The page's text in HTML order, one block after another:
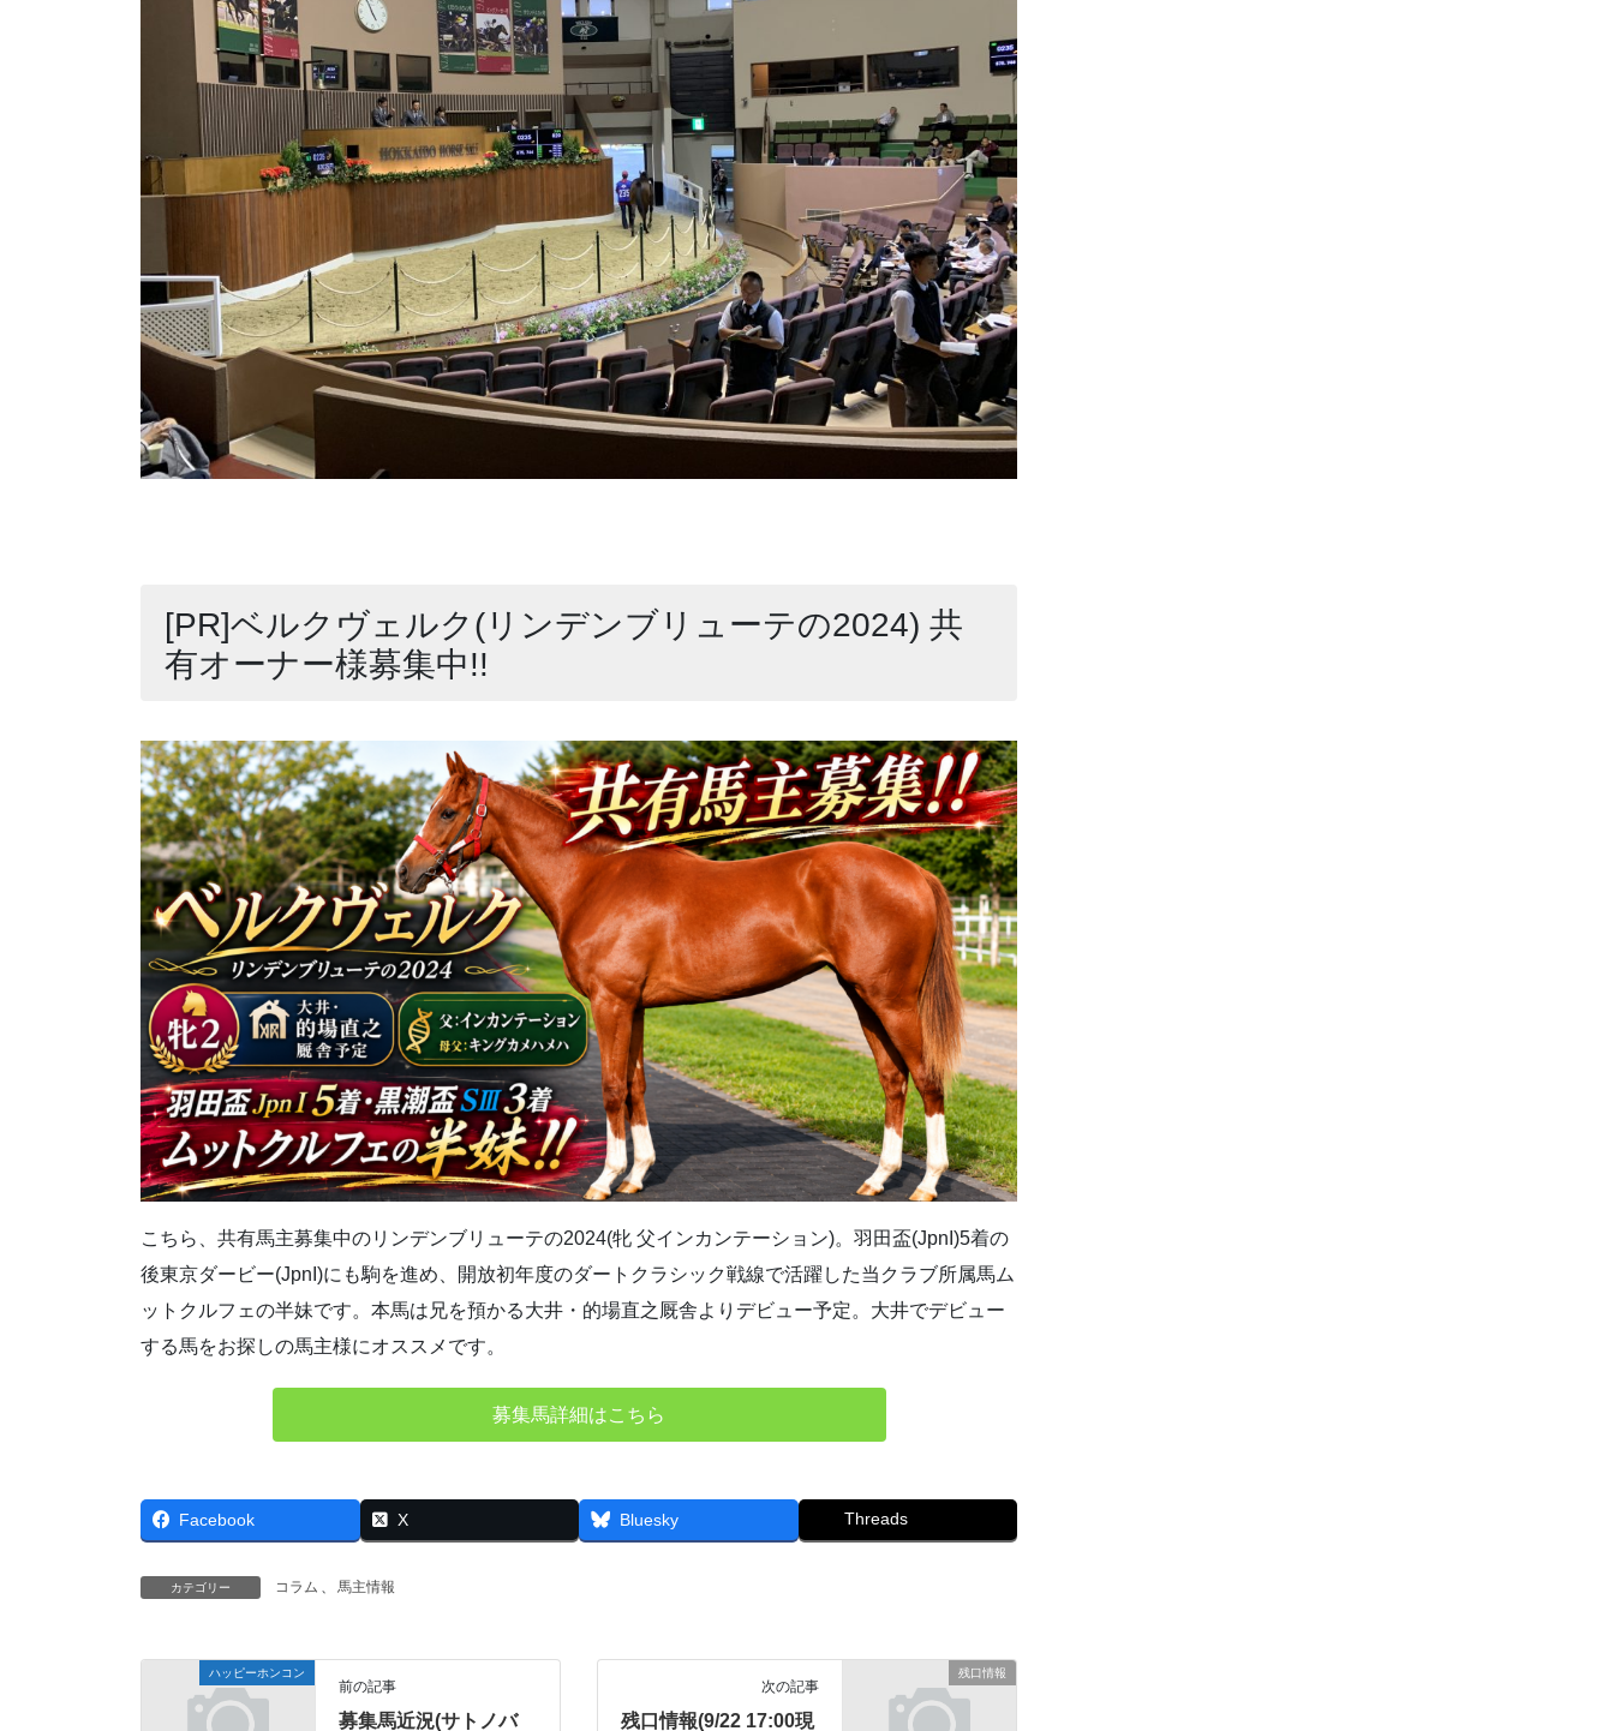
[PR]ベルクヴェルク(リンデンブリューテの2024) 共
有オーナー様募集中!!
こちら、共有馬主募集中のリンデンブリューテの2024(牝 父インカンテーション)。羽田盃(JpnI)5着の
後東京ダービー(JpnI)にも駒を進め、開放初年度のダートクラシック戦線で活躍した当クラブ所属馬ム
ットクルフェの半妹です。本馬は兄を預かる大井・的場直之厩舎よりデビュー予定。大井でデビュー
する馬をお探しの馬主様にオススメです。
募集馬詳細はこちら
Facebook X Bluesky Threads
カテゴリー コラム 、 馬主情報
ハッピーホンコン
前の記事
募集馬近況(サトノバ
残口情報
次の記事
残口情報(9/22 17:00現